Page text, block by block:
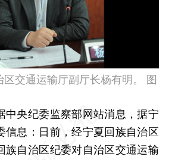
区交通运输厅副厅长杨有明。 图
中央纪委监察部网站消息，据宁
信息：日前，经宁夏回族自治区
族自治区纪委对自治区交通运输